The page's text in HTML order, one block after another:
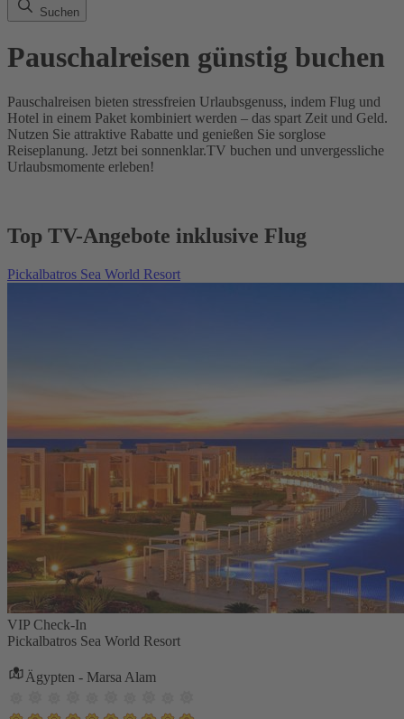
Suchen
Pauschalreisen günstig buchen
Pauschalreisen bieten stressfreien Urlaubsgenuss, indem Flug und
Hotel in einem Paket kombiniert werden – das spart Zeit und Geld.
Nutzen Sie attraktive Rabatte und genießen Sie sorglose
Reiseplanung. Jetzt bei sonnenklar.TV buchen und unvergessliche
Urlaubsmomente erleben!
Top TV-Angebote inklusive Flug
Pickalbatros Sea World Resort
VIP Check-In
Pickalbatros Sea World Resort
Ägypten - Marsa Alam